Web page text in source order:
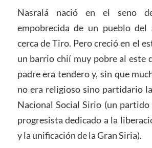
Nasralá nació en el seno
empobrecida de un pueblo del
cerca de Tiro. Pero creció en el
un barrio chií muy pobre al este
padre era tendero y, sin que
no era religioso sino partidario
Nacional Social Sirio (un
progresista dedicado a la
y la unificación de la Gran Siria).